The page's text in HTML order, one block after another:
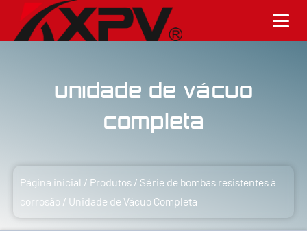
Unidade de Vácuo
Completa
Página inicial / Produtos /Série de bombas resistentes à
corrosão / Unidade de Vácuo Completa